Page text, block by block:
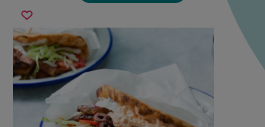
Sla
recept
op
pita
gyros
met
fetaspread
en
sla